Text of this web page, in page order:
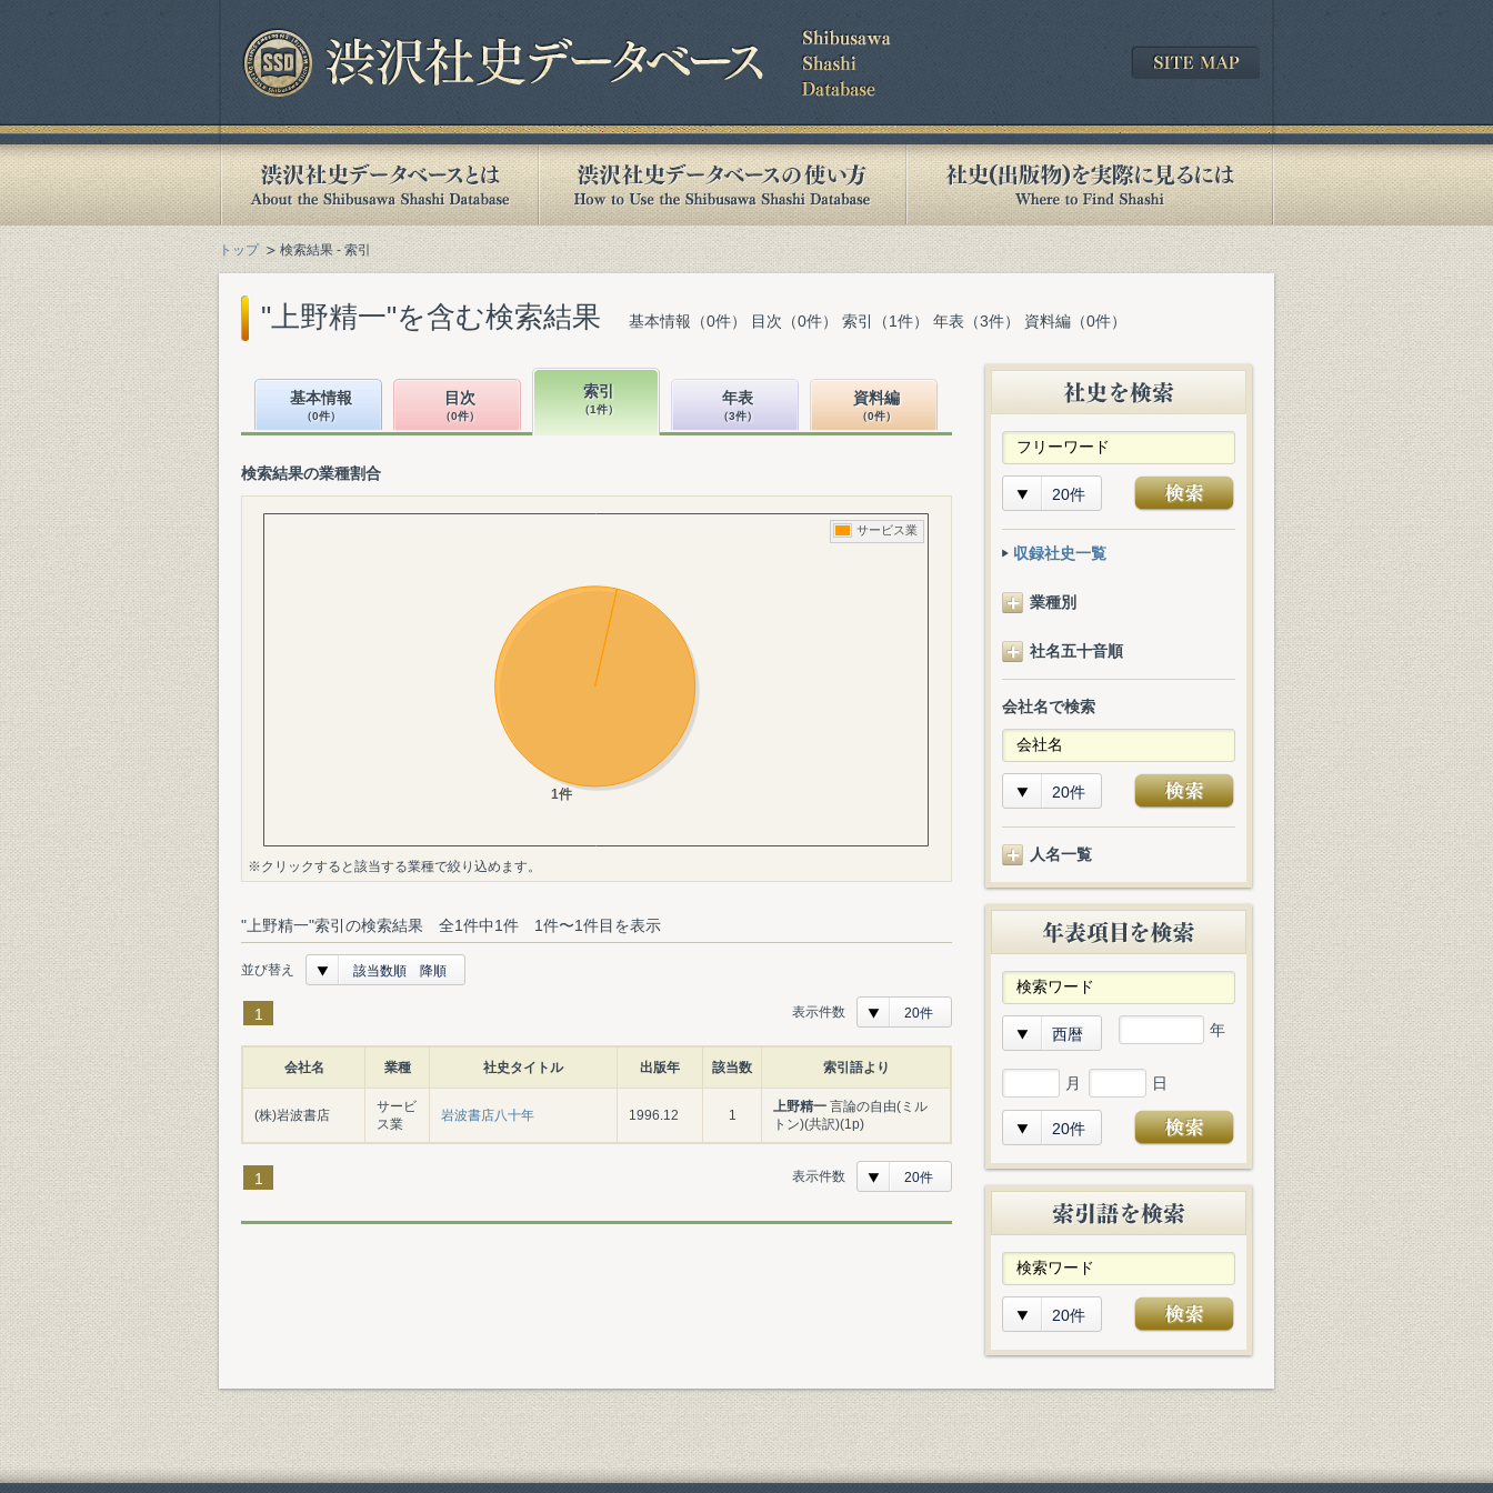
トップ 検索結果 - 索引
"上野精一"を含む検索結果 基本情報（0件） 目次（0件） 索引（1件） 年表（3件） 資料編（0件）
基本情報
（0件）
目次
（0件）
索引
（1件）
年表
（3件）
資料編
（0件）
検索結果の業種割合
※クリックすると該当する業種で絞り込めます。
"上野精一"索引の検索結果 全1件中1件 1件〜1件目を表示
並び替え 該当数順 降順
1 表示件数 20件
会社名 業種 社史タイトル 出版年 該当数 索引語より
(株)岩波書店
サービ
ス業
岩波書店八十年 1996.12 1
上野精一 言論の自由(ミル
トン)(共訳)(1p)
1 表示件数 20件
20件
収録社史一覧
業種別
社名五十音順
会社名で検索
20件
人名一覧
西暦 年
月 日
20件
20件